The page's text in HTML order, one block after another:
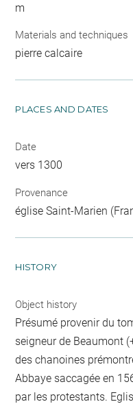
m
Materials and techniques
pierre calcaire
PLACES AND DATES
Date
vers 1300
Provenance
église Saint-Marien
HISTORY
Object history
Présumé provenir du
seigneur de Beaumont
des chanoines
Abbaye saccagée en
par les protestants.